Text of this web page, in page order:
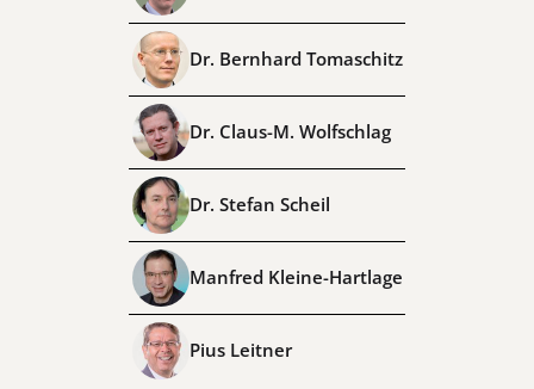
Dr. Bernhard Tomaschitz
Dr. Claus-M. Wolfschlag
Dr. Stefan Scheil
Manfred Kleine-Hartlage
Pius Leitner